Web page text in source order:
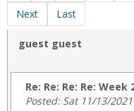
Next
Last
guest guest
Re: Re: Re: Re: Week
Posted: Sat 11/13/